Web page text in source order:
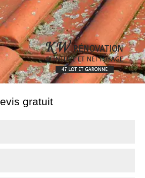
gratuit